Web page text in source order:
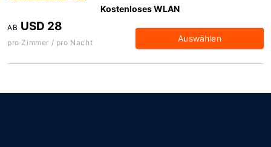
Kostenloses WLAN
AB USD 28
pro Zimmer / pro Nacht Auswählen